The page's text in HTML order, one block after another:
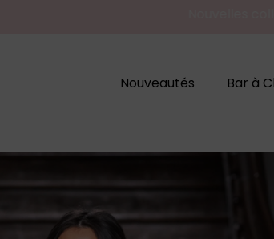
Nouveautés Bar à